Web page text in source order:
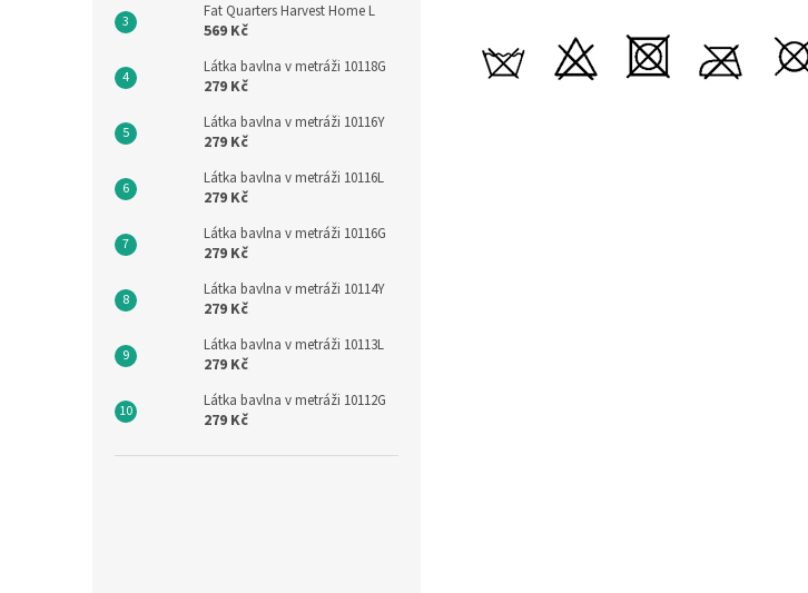
Fat Quarters Harvest Home L
569 Kč
Látka bavlna v metráži 10118G
279 Kč
Látka bavlna v metráži 10116Y
279 Kč
Látka bavlna v metráži 10116L
279 Kč
Látka bavlna v metráži 10116G
279 Kč
Látka bavlna v metráži 10114Y
279 Kč
Látka bavlna v metráži 10113L
279 Kč
Látka bavlna v metráži 10112G
279 Kč